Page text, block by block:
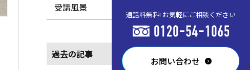
受講風景
過去の記事
通話料無料! お気軽にご相談ください
お問い合わせ